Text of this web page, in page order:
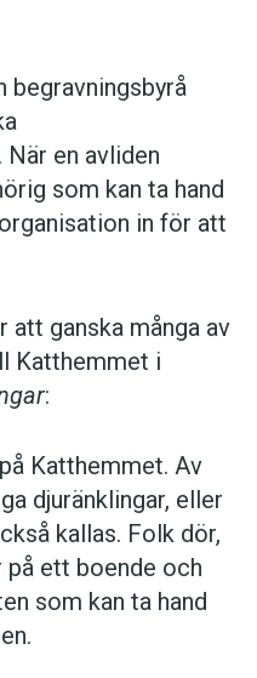
begravningsbyrå
en avliden
som kan ta hand
in för att
att ganska många av
Katthemmet i
:
Katthemmet. Av
djuränklingar, eller
kallas. Folk dör,
på ett boende och
som kan ta hand